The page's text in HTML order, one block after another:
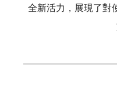
全新活力，展現了對